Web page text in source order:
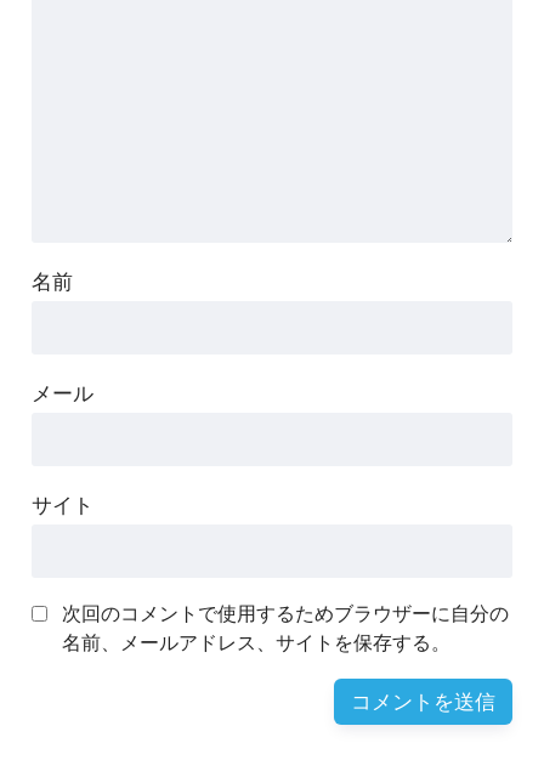
名前
メール
サイト
次回のコメントで使用するためブラウザーに自分の
名前、メールアドレス、サイトを保存する。